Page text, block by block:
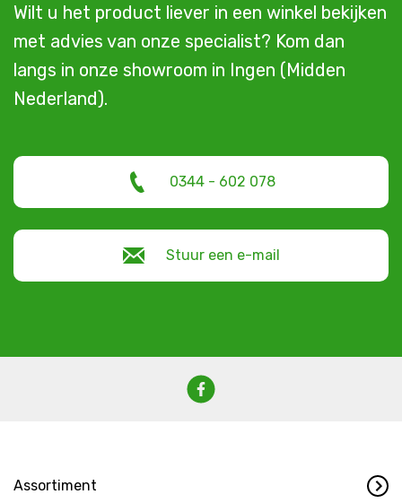
Wilt u het product liever in een winkel bekijken
met advies van onze specialist? Kom dan
langs in onze showroom in Ingen (Midden
Nederland).
0344 - 602 078
Stuur een e-mail
Assortiment